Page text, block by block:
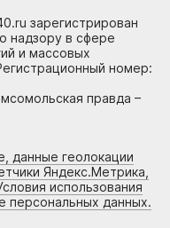
зарегистрирован
надзору в сфере
и массовых
номер:
правда –
данные геолокации
Яндекс.Метрика,
использования
персональных данных.